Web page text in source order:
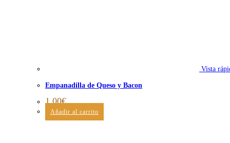
Vista
Empanadilla de Queso y Bacon
1,00€
Añadir al carrito